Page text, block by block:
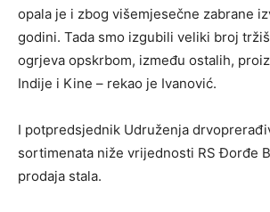
opala je i zbog višemjesečne zabrane
godini. Tada smo izgubili veliki broj
ogrjeva opskrbom, između ostalih,
Indije i Kine – rekao je Ivanović.
I potpredsjednik Udruženja
sortimenata niže vrijednosti RS Đorđe
prodaja stala.